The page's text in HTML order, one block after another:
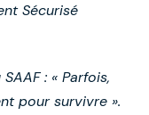
Sécurisé
: « Parfois,
pour survivre ».